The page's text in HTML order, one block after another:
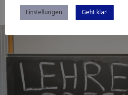
Einstellungen Geht klar!